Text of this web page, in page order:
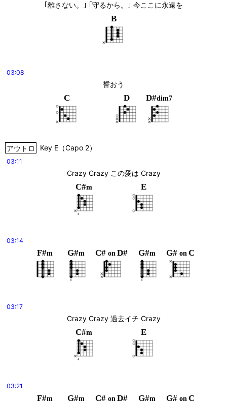
｢離さない。｣ ｢守るから。｣ 今ここに永遠を
B
03:08
誓おう
C D D#dim7
アウトロ Key E（Capo 2）
03:11
Crazy Crazy この愛は Crazy
C#m E
03:14
F#m G#m C# on D# G#m G# on C
03:17
Crazy Crazy 過去イチ Crazy
C#m E
03:21
F#m G#m C# on D# G#m G# on C